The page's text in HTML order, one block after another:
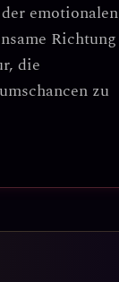
emotionalen
Richtung
die
zu